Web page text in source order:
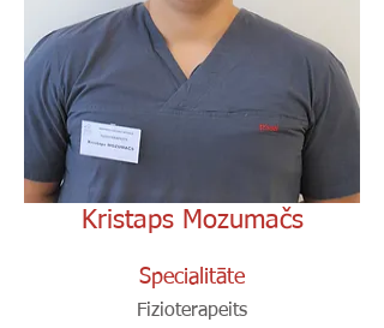
Kristaps Mozumačs
Specialitāte
Fizioterapeits